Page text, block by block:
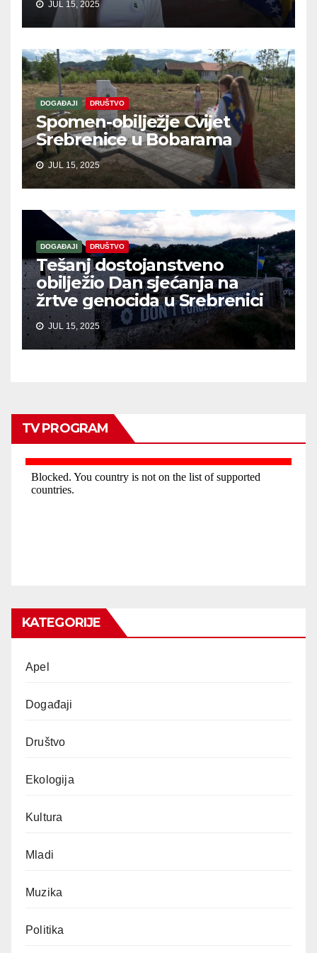
JUL 15, 2025
DOGAĐAJI DRUŠTVO
Spomen-obilježje Cvijet
Srebrenice u Bobarama
JUL 15, 2025
DOGAĐAJI DRUŠTVO
Tešanj dostojanstveno
obilježio Dan sjećanja na
žrtve genocida u Srebrenici
JUL 15, 2025
TV PROGRAM
KATEGORIJE
Apel
Događaji
Društvo
Ekologija
Kultura
Mladi
Muzika
Politika